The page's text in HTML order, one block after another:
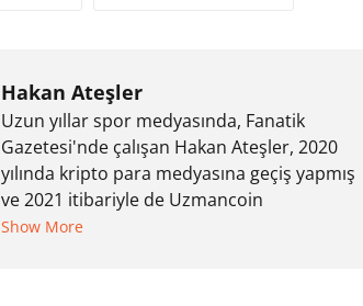
Hakan Ateşler
Uzun yıllar spor medyasında, Fanatik
Gazetesi'nde çalışan Hakan Ateşler, 2020
yılında kripto para medyasına geçiş yapmış
ve 2021 itibariyle de Uzmancoin
bünyesinde çalışmaya başlamıştır. Notre
Show More